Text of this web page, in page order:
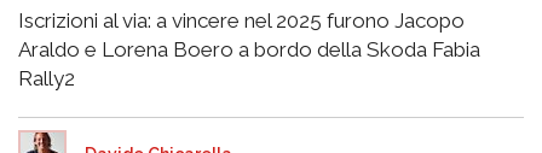
Iscrizioni al via: a vincere nel 2025 furono Jacopo
Araldo e Lorena Boero a bordo della Skoda Fabia
Rally2